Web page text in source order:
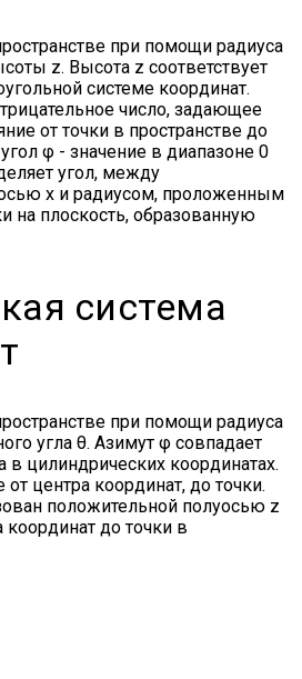
при помощи радиуса
z. Высота z соответствует
системе координат.
число, задающее
от точки в пространстве до
φ - значение в диапазоне 0
угол, между
x и радиусом, проложенным
на плоскость, образованную
система
при помощи радиуса
угла θ. Азимут φ совпадает
в цилиндрических координатах.
от центра координат, до точки.
положительной полуосью z
до точки в